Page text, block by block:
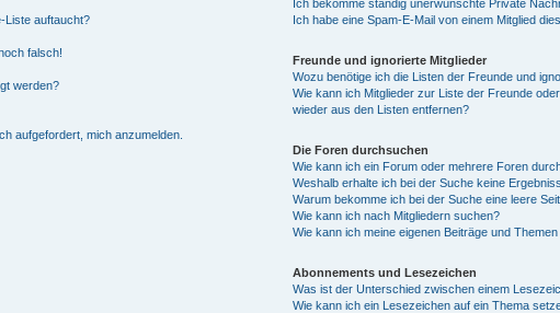
Liste auftaucht?
falsch!
werden?
aufgefordert, mich anzumelden.
Ich bekomme ständig unerwünschte Private
Ich habe eine Spam-E-Mail von einem Mitglied
Freunde und ignorierte Mitglieder
Wozu benötige ich die Listen der Freunde und
Wie kann ich Mitglieder zur Liste der Freunde
wieder aus den Listen entfernen?
Die Foren durchsuchen
Wie kann ich ein Forum oder mehrere Foren
Weshalb erhalte ich bei der Suche keine
Warum bekomme ich bei der Suche eine leere
Wie kann ich nach Mitgliedern suchen?
Wie kann ich meine eigenen Beiträge und
Abonnements und Lesezeichen
Was ist der Unterschied zwischen einem
Wie kann ich ein Lesezeichen auf ein Thema